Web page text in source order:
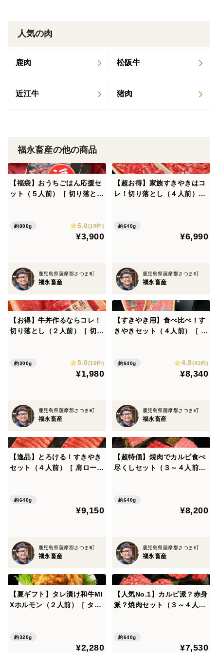
人気の肉
鹿肉 松阪牛
近江牛 猪肉
福永畜産の他の商品
【福袋】おうちごはん応援セ
ット（５人前）［ 切り落とし
つま福永牛 受賞歴多数［福袋
おうちごはん 牧場直送 お取
約800g 5.0(16件)
¥3,900
鹿児島県薩摩郡さつま町
福永畜産
【超お得】家族すきやきはコ
レ！切り落とし（４人前）［
つま福永牛 受賞歴多数［おす
すめ 家庭用 すきやき お得 牧
約640g
¥6,990
鹿児島県薩摩郡さつま町
福永畜産
【お得】牛丼作るならコレ！
切り落とし（２人前）［ 切り
歴多数 ［お肉 おすすめ 家庭
用 まとめ買い おうちごはん
約300g 5.0(15件)
¥1,980
鹿児島県薩摩郡さつま町
福永畜産
【すきやき用】食べ比べ！す
きやきセット（４人前）［ 肩
ま福永牛 受賞歴多数 ［ お取
り寄せ 贈り物すきやき 贈答
約640g 4.8(41件)
¥8,340
鹿児島県薩摩郡さつま町
福永畜産
【逸品】とろける！すきやき
セット（４人前）［ 肩ロース
歴多数［ お取り寄せ 贈り物
誕生日すきやき おすすめ 贈
約640g
¥9,150
鹿児島県薩摩郡さつま町
福永畜産
【超特価】焼肉でカルビ食べ
尽くしセット（３～４人前）
牛肉 さつま福永牛 受賞歴多
数［ お肉 お取り寄せ 贈り物
約640g
¥8,200
鹿児島県薩摩郡さつま町
福永畜産
【夏ギフト】タレ漬け和牛MI
Xホルモン（２人前）［ タレ
牛 受賞歴多数 ［おすすめ 牧
場直送 贈り物 誕生日 プレゼ
約320g
¥2,280
【人気No.1】カルビ派？赤身
派？焼肉セット（３～４人
肉 さつま福永牛 受賞歴多数
［食べ比べ 牧場直送 贈り物
約640g
¥7,530